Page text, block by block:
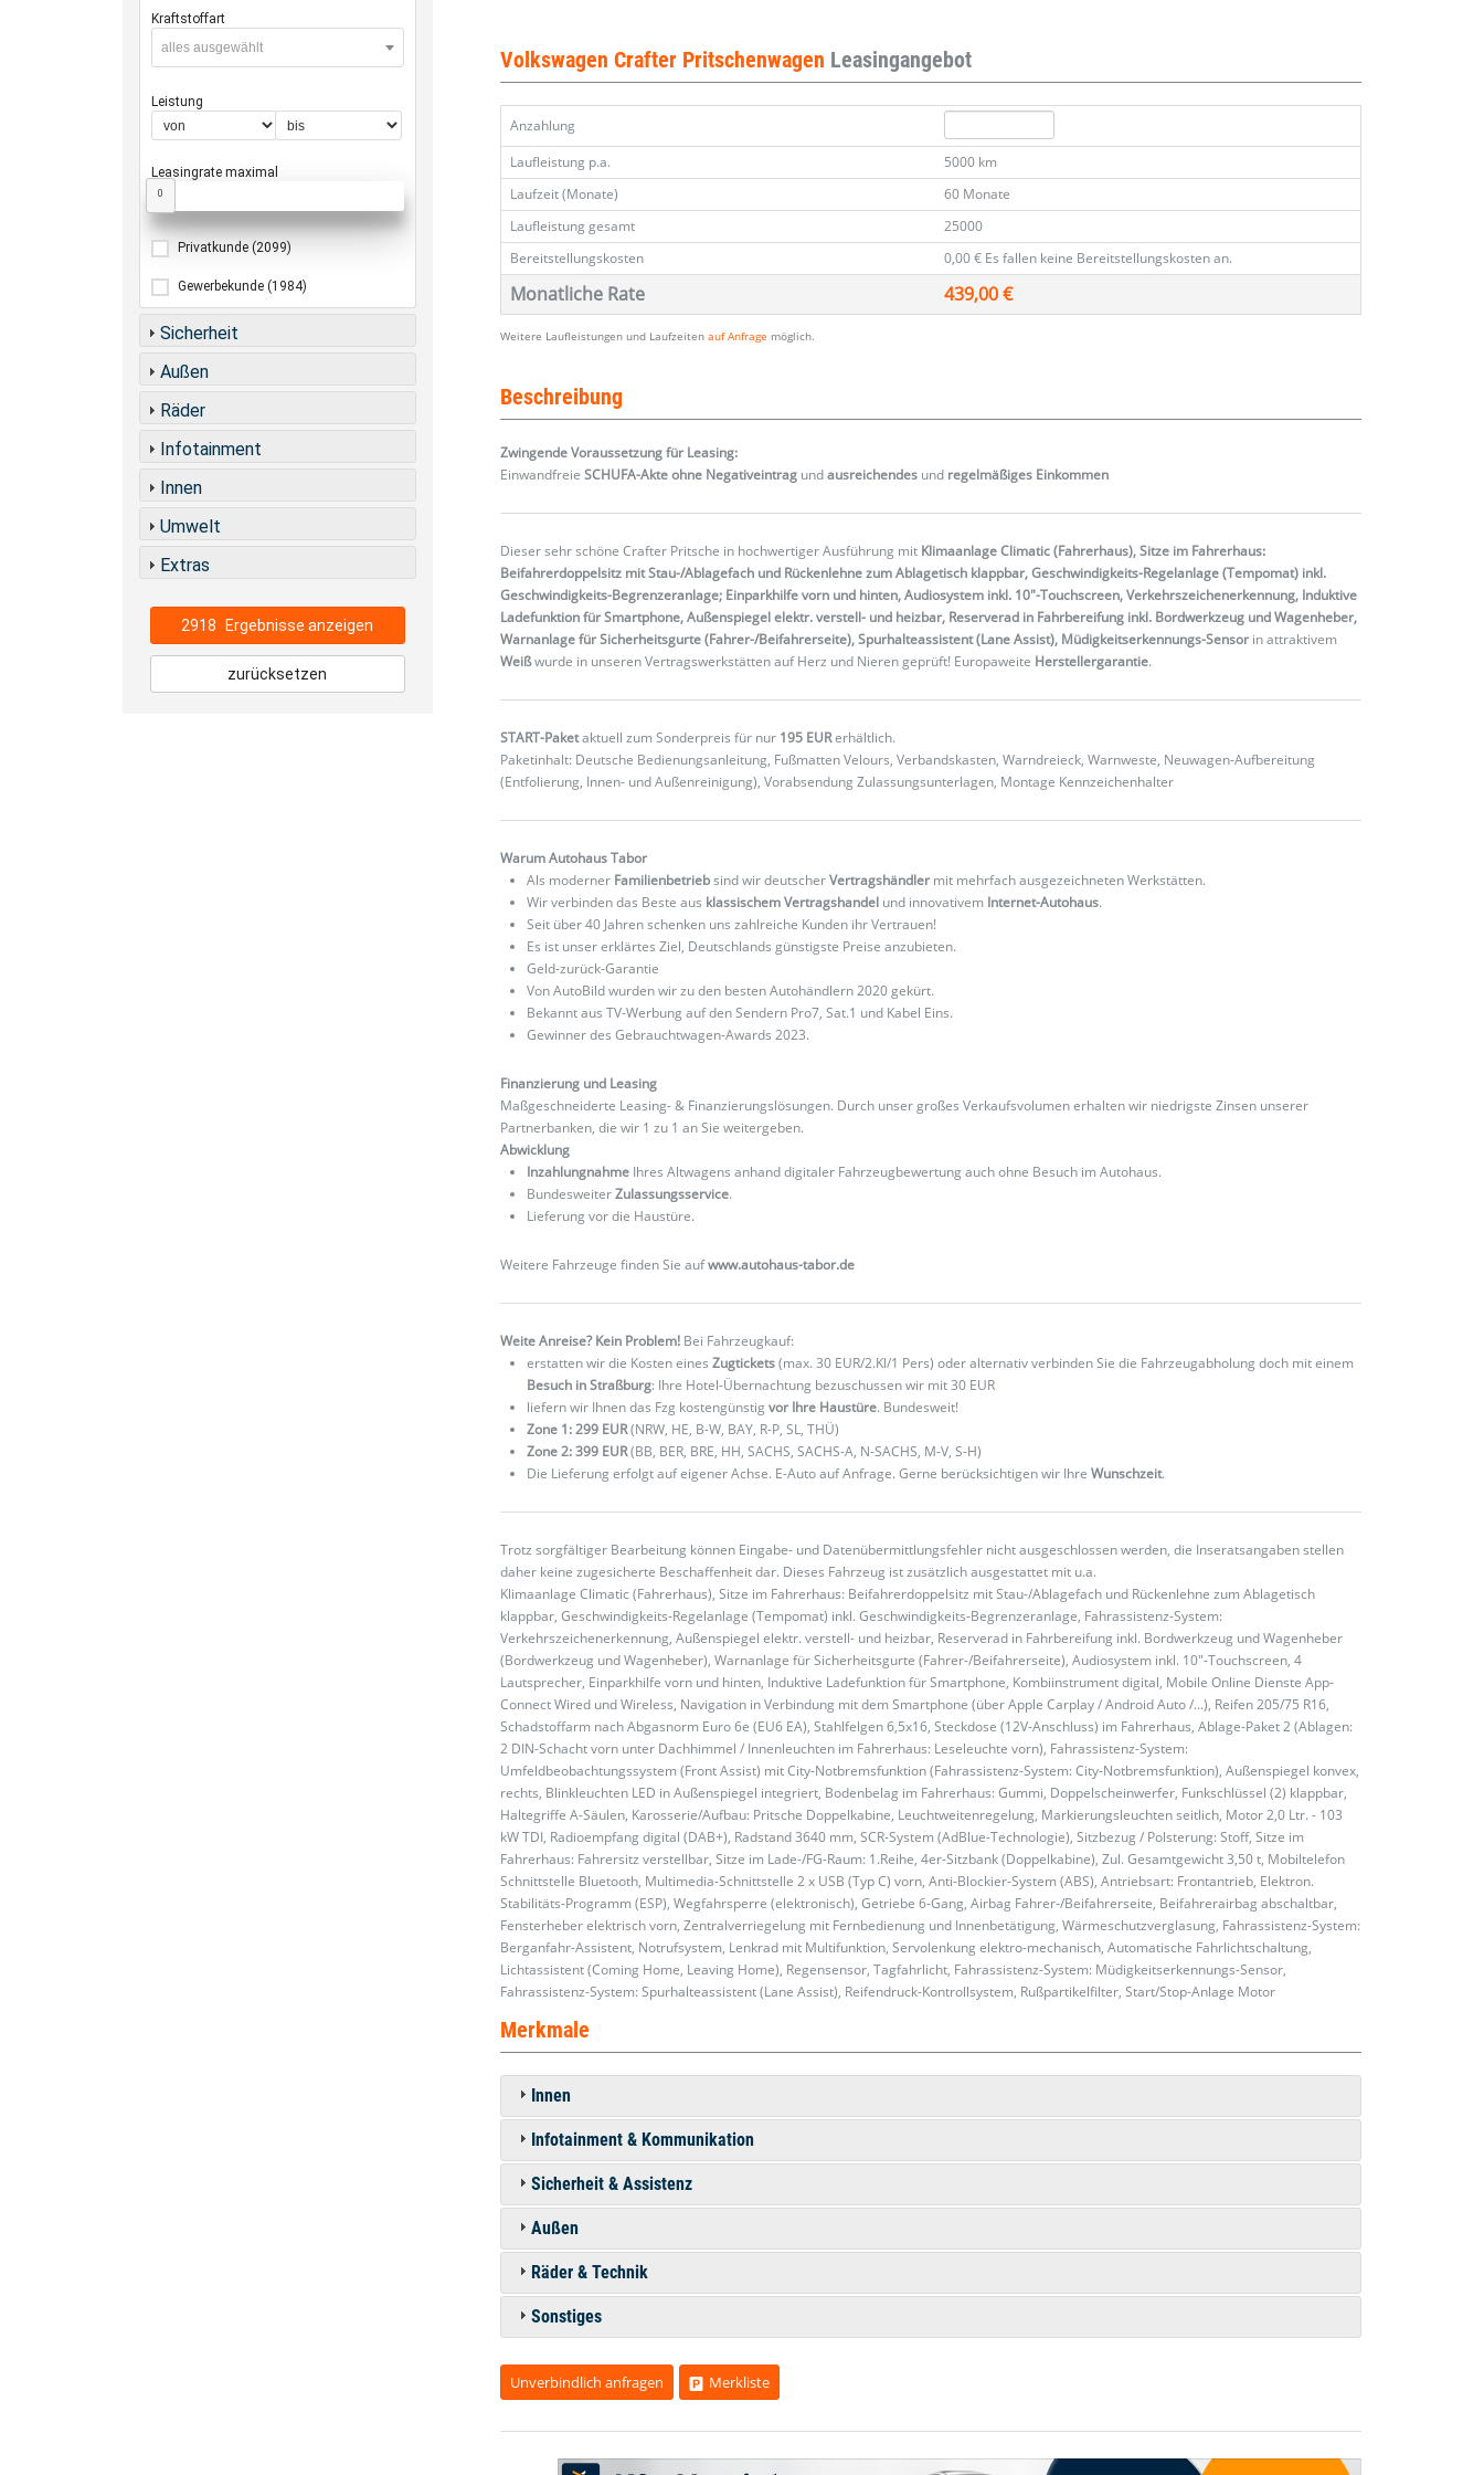
2.0
7S
Temp
PDC
2.0
7S
Temp
PDC
2.0
7S
Temp
PDC
2.0
7S
Temp
PDC
Volkswagen Crafter Pritschenwagen Leasingangebot
Anzahlung
Laufleistung p.a.
5000 km
Laufzeit (Monate)
60 Monate
Laufleistung gesamt
25000
Bereitstellungskosten
0,00 € Es fallen keine Bereitstellungskosten an.
Monatliche Rate 439,00 €
Weitere Laufleistungen und Laufzeitenauf Anfrage möglich.
Beschreibung
Zwingende Voraussetzung für Leasing:
EinwandfreieSCHUFA-Akte ohne Negativeintrag undausreichendes und regelmäßiges Einkommen
Dieser sehr schöne Crafter Pritsche in hochwertiger Ausführung mit Klimaanlage Climatic (Fahrerhaus), Sitze im Fahrerhaus:
Beifahrerdoppelsitz mit Stau-/Ablagefach und Rückenlehne zum Ablagetisch klappbar, Geschwindigkeits-Regelanlage (Tempomat) inkl.
Geschwindigkeits-Begrenzeranlage; Einparkhilfe vorn und hinten, Audiosystem inkl. 10"-Touchscreen, Verkehrszeichenerkennung, Induktive
Ladefunktion für Smartphone, Außenspiegel elektr. verstell- und heizbar, Reserverad in Fahrbereifung inkl. Bordwerkzeug und Wagenheber,
Warnanlage für Sicherheitsgurte (Fahrer-/Beifahrerseite), Spurhalteassistent (Lane Assist), Müdigkeitserkennungs-Sensor in attraktivem
Weißwurde in unseren Vertragswerkstätten auf Herz und Nieren geprüft! Europaweite Herstellergarantie.
START-Paketaktuell zum Sonderpreis für nur 195 EURerhältlich.
Paketinhalt: Deutsche Bedienungsanleitung, Fußmatten Velours, Verbandskasten, Warndreieck, Warnweste, Neuwagen-Aufbereitung
(Entfolierung, Innen- und Außenreinigung), Vorabsendung Zulassungsunterlagen, Montage Kennzeichenhalter
Warum Autohaus Tabor
Als moderner Familienbetriebsind wir deutscherVertragshändler mit mehrfach ausgezeichneten Werkstätten.
Wir verbinden das Beste aus klassischem Vertragshandel und innovativem Internet-Autohaus.
Seit über 40 Jahren schenken uns zahlreiche Kunden ihr Vertrauen!
Es ist unser erklärtes Ziel, Deutschlands günstigste Preise anzubieten.
Geld-zurück-Garantie
Von AutoBild wurden wir zu den besten Autohändlern 2020 gekürt.
Bekannt aus TV-Werbung auf den Sendern Pro7, Sat.1 und Kabel Eins.
Gewinner des Gebrauchtwagen-Awards 2023.
Finanzierung und Leasing
Maßgeschneiderte Leasing- & Finanzierungslösungen. Durch unser großes Verkaufsvolumen erhalten wir niedrigste Zinsen unserer
Partnerbanken, die wir 1 zu 1 an Sie weitergeben.
Abwicklung
Inzahlungnahme Ihres Altwagens anhand digitaler Fahrzeugbewertung auch ohne Besuch im Autohaus.
BundesweiterZulassungsservice.
Lieferung vor die Haustüre.
Weitere Fahrzeuge finden Sie aufwww.autohaus-tabor.de
Weite Anreise? Kein Problem! Bei Fahrzeugkauf:
erstatten wir die Kosten einesZugtickets(max. 30 EUR/2.Kl/1 Pers) oder alternativ verbinden Sie die Fahrzeugabholung doch mit einem
Besuch in Straßburg: Ihre Hotel-Übernachtung bezuschussen wir mit 30 EUR
liefern wir Ihnen das Fzg kostengünstigvor Ihre Haustüre. Bundesweit!
Zone 1: 299 EUR(NRW, HE, B-W, BAY, R-P, SL, THÜ)
Zone 2: 399 EUR(BB, BER, BRE, HH, SACHS, SACHS-A, N-SACHS, M-V, S-H)
Die Lieferung erfolgt auf eigener Achse. E-Auto auf Anfrage. Gerne berücksichtigen wir IhreWunschzeit.
Trotz sorgfältiger Bearbeitung können Eingabe- und Datenübermittlungsfehler nicht ausgeschlossen werden, die Inseratsangaben stellen
daher keine zugesicherte Beschaffenheit dar. Dieses Fahrzeug ist zusätzlich ausgestattet mit u.a.
Klimaanlage Climatic (Fahrerhaus), Sitze im Fahrerhaus: Beifahrerdoppelsitz mit Stau-/Ablagefach und Rückenlehne zum Ablagetisch
klappbar, Geschwindigkeits-Regelanlage (Tempomat) inkl. Geschwindigkeits-Begrenzeranlage, Fahrassistenz-System:
Verkehrszeichenerkennung, Außenspiegel elektr. verstell- und heizbar, Reserverad in Fahrbereifung inkl. Bordwerkzeug und Wagenheber
(Bordwerkzeug und Wagenheber), Warnanlage für Sicherheitsgurte (Fahrer-/Beifahrerseite), Audiosystem inkl. 10"-Touchscreen, 4
Lautsprecher, Einparkhilfe vorn und hinten, Induktive Ladefunktion für Smartphone, Kombiinstrument digital, Mobile Online Dienste App-
Connect Wired und Wireless, Navigation in Verbindung mit dem Smartphone (über Apple Carplay / Android Auto /...), Reifen 205/75 R16,
Schadstoffarm nach Abgasnorm Euro 6e (EU6 EA), Stahlfelgen 6,5x16, Steckdose (12V-Anschluss) im Fahrerhaus, Ablage-Paket 2 (Ablagen:
2 DIN-Schacht vorn unter Dachhimmel / Innenleuchten im Fahrerhaus: Leseleuchte vorn), Fahrassistenz-System:
Umfeldbeobachtungssystem (Front Assist) mit City-Notbremsfunktion (Fahrassistenz-System: City-Notbremsfunktion), Außenspiegel konvex,
rechts, Blinkleuchten LED in Außenspiegel integriert, Bodenbelag im Fahrerhaus: Gummi, Doppelscheinwerfer, Funkschlüssel (2) klappbar,
Haltegriffe A-Säulen, Karosserie/Aufbau: Pritsche Doppelkabine, Leuchtweitenregelung, Markierungsleuchten seitlich, Motor 2,0 Ltr. - 103
kW TDI, Radioempfang digital (DAB+), Radstand 3640 mm, SCR-System (AdBlue-Technologie), Sitzbezug / Polsterung: Stoff, Sitze im
Fahrerhaus: Fahrersitz verstellbar, Sitze im Lade-/FG-Raum: 1.Reihe, 4er-Sitzbank (Doppelkabine), Zul. Gesamtgewicht 3,50 t, Mobiltelefon
Schnittstelle Bluetooth, Multimedia-Schnittstelle 2 x USB (Typ C) vorn, Anti-Blockier-System (ABS), Antriebsart: Frontantrieb, Elektron.
Stabilitäts-Programm (ESP), Wegfahrsperre (elektronisch), Getriebe 6-Gang, Airbag Fahrer-/Beifahrerseite, Beifahrerairbag abschaltbar,
Fensterheber elektrisch vorn, Zentralverriegelung mit Fernbedienung und Innenbetätigung, Wärmeschutzverglasung, Fahrassistenz-System:
Berganfahr-Assistent, Notrufsystem, Lenkrad mit Multifunktion, Servolenkung elektro-mechanisch, Automatische Fahrlichtschaltung,
Lichtassistent (Coming Home, Leaving Home), Regensensor, Tagfahrlicht, Fahrassistenz-System: Müdigkeitserkennungs-Sensor,
Fahrassistenz-System: Spurhalteassistent (Lane Assist), Reifendruck-Kontrollsystem, Rußpartikelfilter, Start/Stop-Anlage Motor
Merkmale
Innen
Infotainment & Kommunikation
Sicherheit & Assistenz
Außen
Räder & Technik
Sonstiges
Unverbindlich anfragen Merkliste
Kraftstoffart
alles ausgewählt
Leistung
Leasingrate maximal
0
Privatkunde (2099)
Gewerbekunde (1984)
Sicherheit
Außen
Räder
Infotainment
Innen
Umwelt
Extras
2918 Ergebnisse anzeigen
zurücksetzen